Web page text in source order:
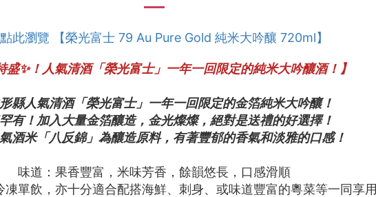
此瀏覽 【榮光富士 79 Au Pure Gold 純米大吟釀 720ml】
盛✨！人氣清酒「榮光富士」一年一回限定的純米大吟釀酒！】
縣人氣清酒「榮光富士」一年一回限定的金箔純米大吟釀！
有！加入大量金箔釀造，金光燦燦，絕對是送禮的好選擇！
酒米「八反錦」為釀造原料，有著豐郁的香氣和淡雅的口感！
味道：果香豐富，米味芳香，餘韻悠長，口感滑順
凍單飲，亦十分適合配搭海鮮、刺身、或味道豐富的粵菜等一同享用